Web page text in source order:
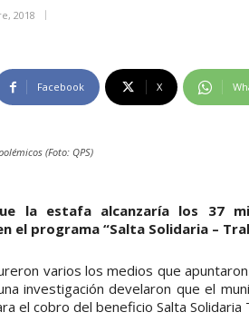
2018
Facebook X
(Foto: QPS)
la estafa alcanzaría los 37
el programa “Salta Solidaria –
varios los medios que
investigación develaron que el
el cobro del beneficio Salta Solidaria